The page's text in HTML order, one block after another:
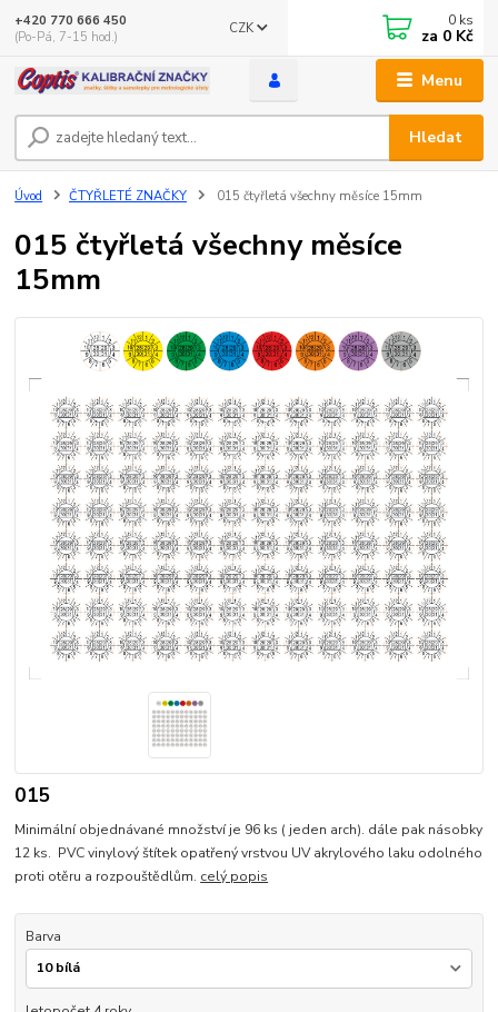
Menu
CZK
Hledat
+420 770 666 450
(Po-Pá, 7-15 hod.)
0 ks
za 0 Kč
Úvod ČTYŘLETÉ ZNAČKY 015 čtyřletá všechny měsíce 15mm
015 čtyřletá všechny měsíce
15mm
015
Minimální objednávané množství je 96 ks ( jeden arch). dále pak násobky
12 ks. PVC vinylový štítek opatřený vrstvou UV akrylového laku odolného
proti otěru a rozpouštědlům. celý popis
Barva